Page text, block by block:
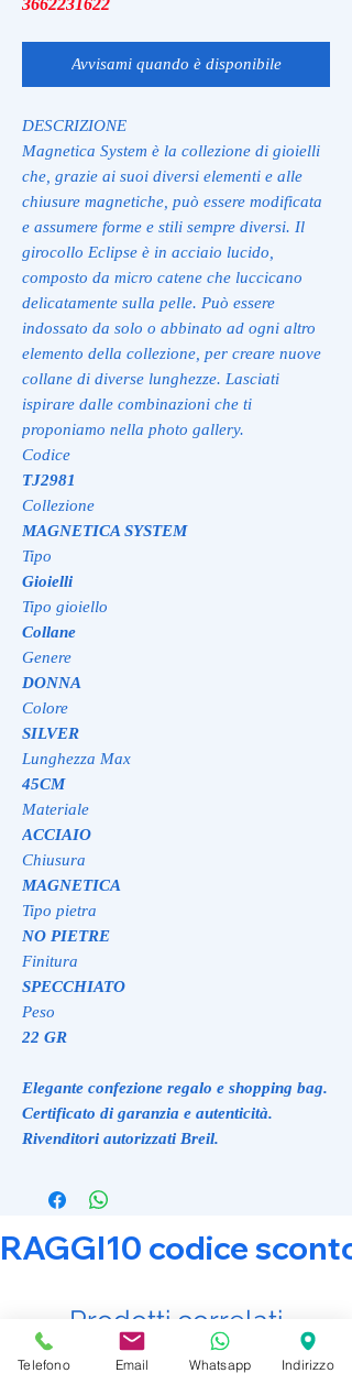
Avvisami quando è disponibile
DESCRIZIONE
Magnetica System è la collezione di gioielli
che, grazie ai suoi diversi elementi e alle
chiusure magnetiche, può essere modificata
e assumere forme e stili sempre diversi. Il
girocollo Eclipse è in acciaio lucido,
composto da micro catene che luccicano
delicatamente sulla pelle. Può essere
indossato da solo o abbinato ad ogni altro
elemento della collezione, per creare nuove
collane di diverse lunghezze. Lasciati
ispirare dalle combinazioni che ti
proponiamo nella photo gallery.
Codice
TJ2981
Collezione
MAGNETICA SYSTEM
Tipo
Gioielli
Tipo gioiello
Collane
Genere
DONNA
Colore
SILVER
Lunghezza Max
45CM
Materiale
ACCIAIO
Chiusura
MAGNETICA
Tipo pietra
NO PIETRE
Finitura
SPECCHIATO
Peso
22 GR
Elegante confezione regalo e shopping bag.
Certificato di garanzia e autenticità.
Rivenditori autorizzati Breil.
RAGGI10 codice
Prodotti correlati
Telefono Email Whatsapp Indirizzo